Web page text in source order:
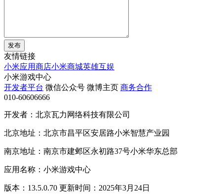
发布
友情链接
小米应用商店小米商城英雄互娱
小米游戏中心
开发者平台 微信公众号 微博主页 商务合作
010-60606666
开发者：北京瓦力网络科技有限公司
北京地址：北京市昌平区安居路小米智慧产业园
南京地址：南京市建邺区永初路37号小米华东总部
应用名称：小米游戏中心
版本：13.5.0.70 更新时间：2025年3月24日